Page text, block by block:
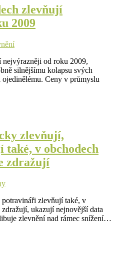
zlevňují
2009
od roku 2009,
silnějšímu kolapsu svých
Ceny v průmyslu
zlevňují,
v obchodech
zdražují
zlevňují také, v
ukazují nejnovější data
zlevnění nad rámec snížení…